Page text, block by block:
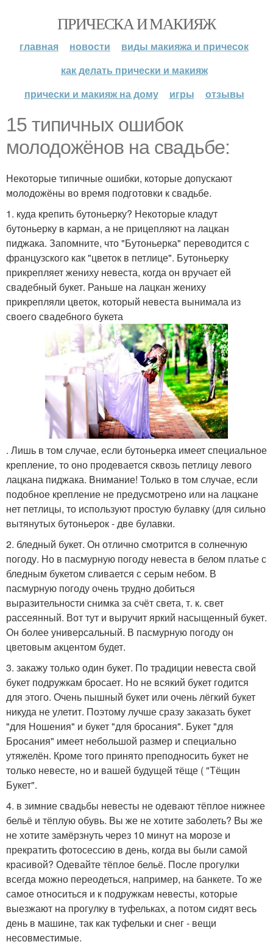
ПРИЧЕСКА И МАКИЯЖ
главная новости
виды макияжа и причесок
как делать прически и макияж
прически и макияж на дому
игры отзывы
15 типичных ошибок
молодожёнов на свадьбе:
Некоторые типичные ошибки, которые допускают
молодожёны во время подготовки к свадьбе.
1. куда крепить бутоньерку? Некоторые кладут
бутоньерку в карман, а не прицепляют на лацкан
пиджака. Запомните, что "Бутоньерка" переводится с
французского как "цветок в петлице". Бутоньерку
прикрепляет жениху невеста, когда он вручает ей
свадебный букет. Раньше на лацкан жениху
прикрепляли цветок, который невеста вынимала из
своего свадебного букета
. Лишь в том случае, если бутоньерка имеет специальное
крепление, то оно продевается сквозь петлицу левого
лацкана пиджака. Внимание! Только в том случае, если
подобное крепление не предусмотрено или на лацкане
нет петлицы, то используют простую булавку (для сильно
вытянутых бутоньерок - две булавки.
2. бледный букет. Он отлично смотрится в солнечную
погоду. Но в пасмурную погоду невеста в белом платье с
бледным букетом сливается с серым небом. В
пасмурную погоду очень трудно добиться
выразительности снимка за счёт света, т. к. свет
рассеянный. Вот тут и выручит яркий насыщенный букет.
Он более универсальный. В пасмурную погоду он
цветовым акцентом будет.
3. закажу только один букет. По традиции невеста свой
букет подружкам бросает. Но не всякий букет годится
для этого. Очень пышный букет или очень лёгкий букет
никуда не улетит. Поэтому лучше сразу заказать букет
"для Ношения" и букет "для бросания". Букет "для
Бросания" имеет небольшой размер и специально
утяжелён. Кроме того принято преподносить букет не
только невесте, но и вашей будущей тёще ( "Тёщин
Букет".
4. в зимние свадьбы невесты не одевают тёплое нижнее
бельё и тёплую обувь. Вы же не хотите заболеть? Вы же
не хотите замёрзнуть через 10 минут на морозе и
прекратить фотосессию в день, когда вы были самой
красивой? Одевайте тёплое бельё. После прогулки
всегда можно переодеться, например, на банкете. То же
самое относиться и к подружкам невесты, которые
выезжают на прогулку в туфельках, а потом сидят весь
день в машине, так как туфельки и снег - вещи
несовместимые.